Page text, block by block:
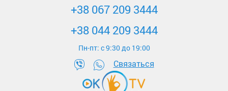
+38 067 209 3444
+38 044 209 3444
Пн-пт: c 9:30 до 19:00
Связаться